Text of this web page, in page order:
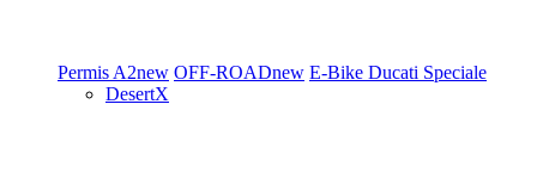
Permis A2new OFF-ROADnew E-Bike Ducati Speciale
DesertX